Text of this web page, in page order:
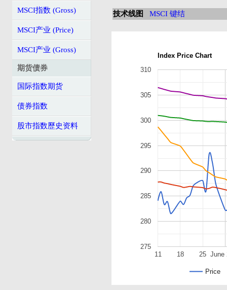
MSCI指数 (Gross)
MSCI产业 (Price)
MSCI产业 (Gross)
期货债券
国际指数期货
债券指数
股市指数歷史资料
技术线图 MSCI 键结
Index Price Chart
Price
June
11 18 25
275
280
285
290
295
300
305
310